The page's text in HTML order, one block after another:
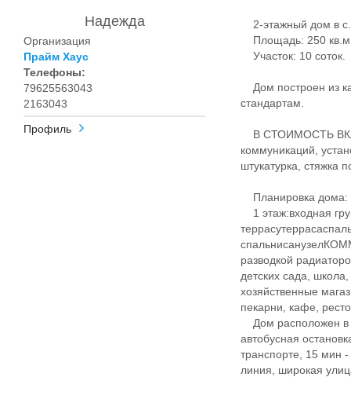
Надежда
Организация
Прайм Хаус
Телефоны:
79625563043
2163043
Профиль
2-этажный дом в
Площадь: 250
Участок: 10 соток.
Дом построен из
стандартам.
В СТОИМОСТЬ
коммуникаций,
штукатурка, стяжка
Планировка дома:
1 этаж:входная
разводкой
детских сада,
хозяйственные
пекарни, кафе,
Дом расположен в
автобусная
транспорте, 15 мин
линия, широкая